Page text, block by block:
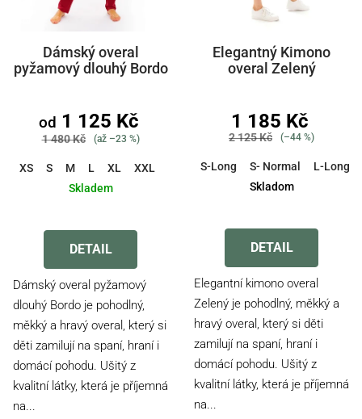
Dámský overal
pyžamový dlouhý Bordo
od 1 125 Kč
1 480 Kč (až –23 %)
XS S M L XL XXL 4XL 5XL
6XL
Skladem
hodnocení
produktu
4,0
z
5
hvězdiček.
DETAIL
Dámský overal pyžamový
dlouhý Bordo je pohodlný,
měkký a hravý overal, který si
děti zamilují na spaní, hraní i
domácí pohodu. Ušitý z
kvalitní látky, která je příjemná
na...
Elegantný Kimono
overal Zelený
1 185 Kč
2 125 Kč (–44 %)
S-Long S- Normal
L-Long
Skladom
DETAIL
Elegantní kimono overal
Zelený je pohodlný, měkký a
hravý overal, který si děti
zamilují na spaní, hraní i
domácí pohodu. Ušitý z
kvalitní látky, která je příjemná
na...